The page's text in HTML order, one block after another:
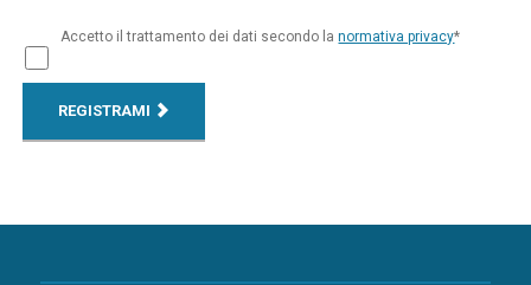
Accetto il trattamento dei dati secondo lanormativa privacy*
REGISTRAMI